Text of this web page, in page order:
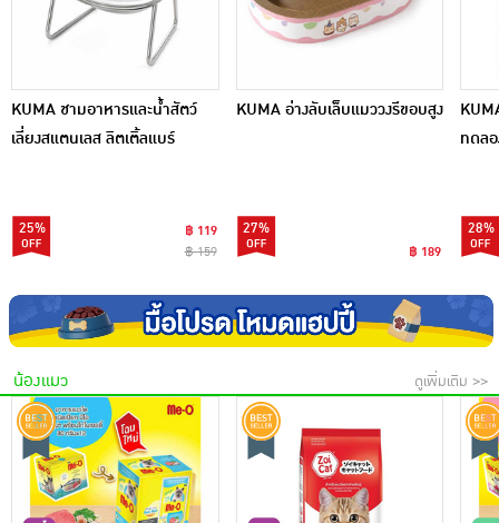
KUMA ชามอาหารและน้ำสัตว์
เลี่ยงสแตนเลส ลิตเติ้ลแบร์
25%
฿ 119
฿ 159
KUMA อ่างลับเล็บแมววงรีขอบสูง
27%
฿ 189
ทดล
28%
น้องแมว ดูเพิ่มเติม >>